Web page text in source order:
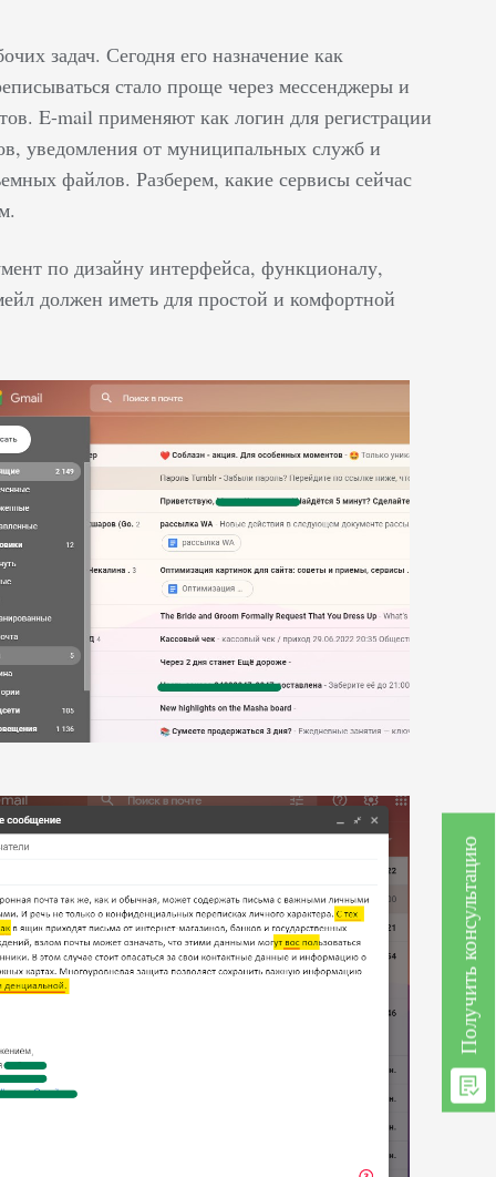
задач. Сегодня его назначение как
стало проще через мессенджеры и
E-mail применяют как логин для регистрации
уведомления от муниципальных служб и
файлов. Разберем, какие сервисы сейчас
по дизайну интерфейса, функционалу,
должен иметь для простой и комфортной
Получить консультацию